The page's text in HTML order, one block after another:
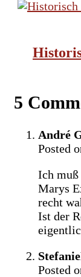
5
André
Posted
Ich muß
Marys
recht
Ist der
Posted